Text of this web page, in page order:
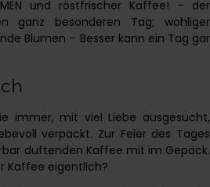
und röstfrischer Kaffee! – der
ganz besonderen Tag; wohliger
Blumen – Besser kann ein Tag gar
immer, mit viel Liebe ausgesucht,
verpackt. Zur Feier des Tages
duftenden Kaffee mit im Gepäck.
Kaffee eigentlich?